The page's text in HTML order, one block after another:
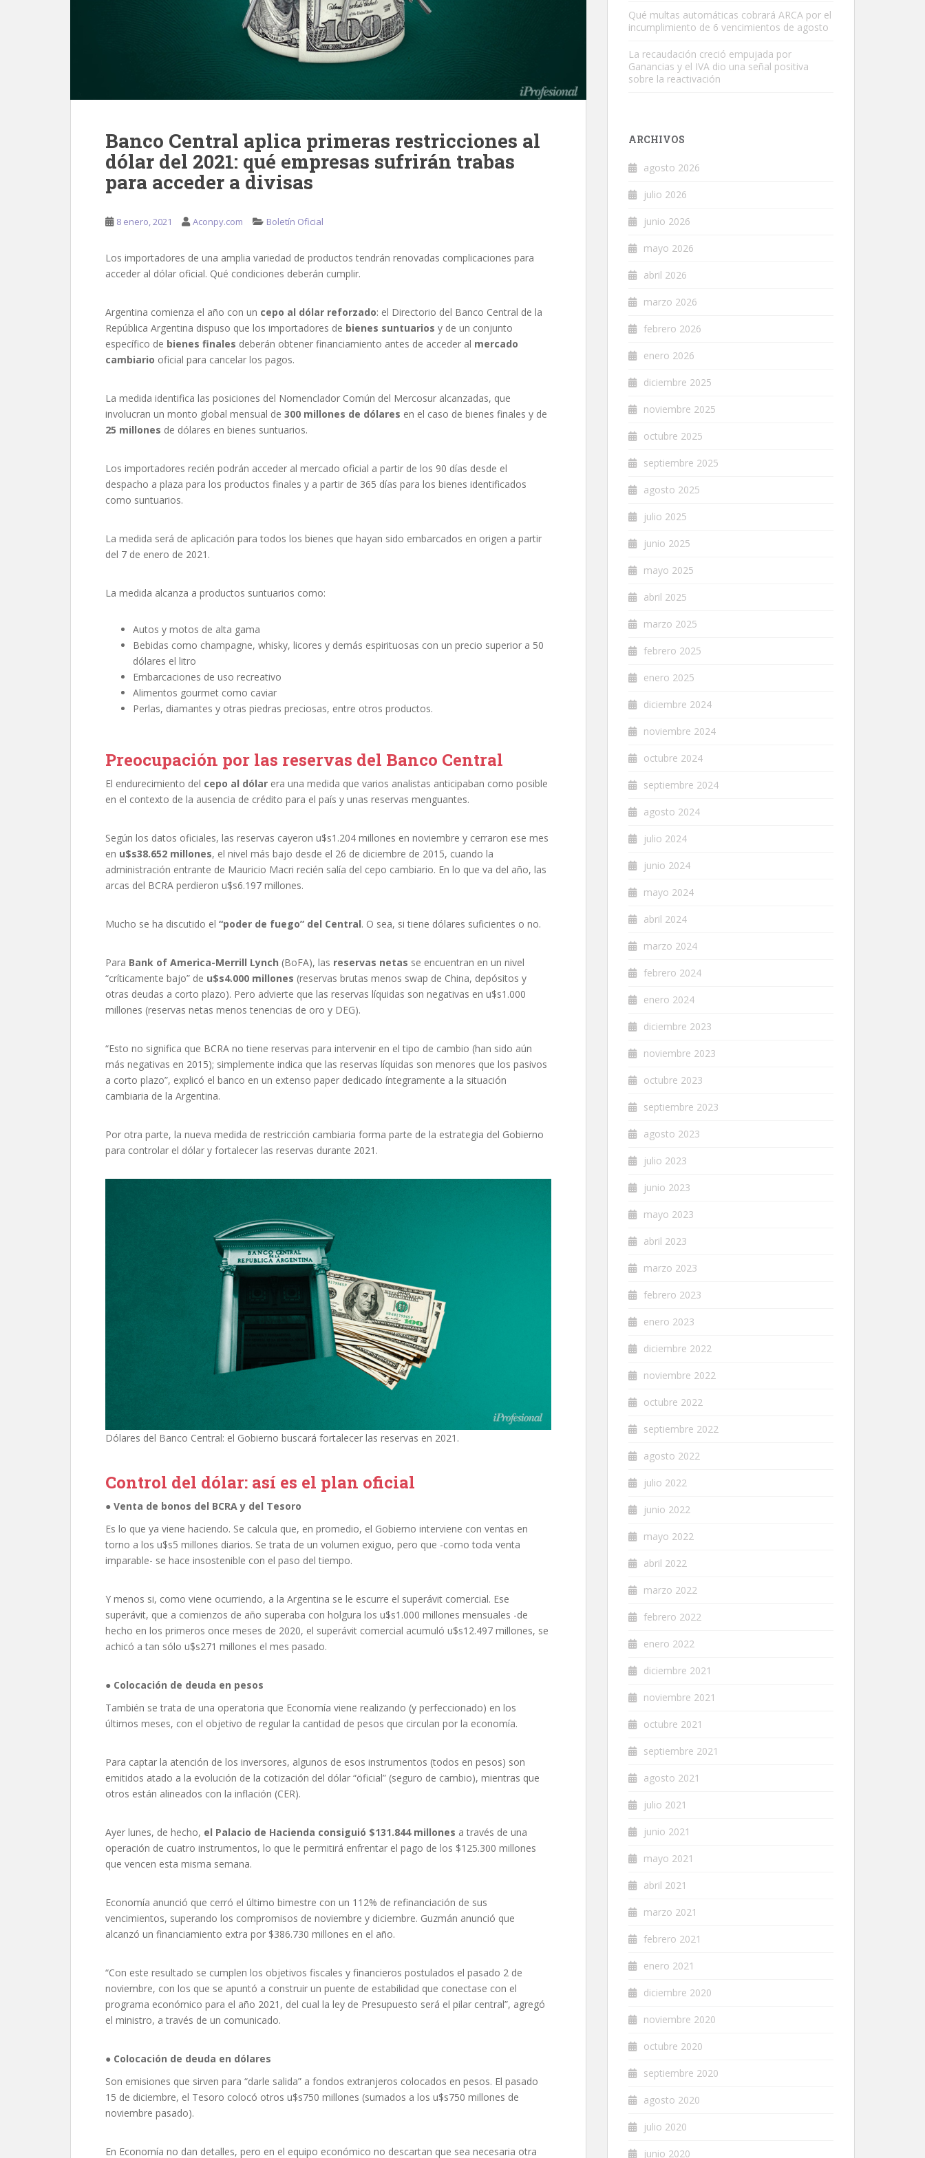
Banco Central aplica primeras restricciones al
dólar del 2021: qué empresas sufrirán trabas
para acceder a divisas
8 enero, 2021 Aconpy.com Boletín Oficial
Los importadores de una amplia variedad de productos tendrán renovadas complicaciones para
acceder al dólar oficial. Qué condiciones deberán cumplir.
Argentina comienza el año con un cepo al dólar reforzado: el Directorio del Banco Central de la
República Argentina dispuso que los importadores de bienes suntuarios y de un conjunto
específico de bienes finales deberán obtener financiamiento antes de acceder al mercado
cambiario oficial para cancelar los pagos.
La medida identifica las posiciones del Nomenclador Común del Mercosur alcanzadas, que
involucran un monto global mensual de 300 millones de dólares en el caso de bienes finales y de
25 millones de dólares en bienes suntuarios.
Los importadores recién podrán acceder al mercado oficial a partir de los 90 días desde el
despacho a plaza para los productos finales y a partir de 365 días para los bienes identificados
como suntuarios.
La medida será de aplicación para todos los bienes que hayan sido embarcados en origen a partir
del 7 de enero de 2021.
La medida alcanza a productos suntuarios como:
Autos y motos de alta gama
Bebidas como champagne, whisky, licores y demás espirituosas con un precio superior a 50
dólares el litro
Embarcaciones de uso recreativo
Alimentos gourmet como caviar
Perlas, diamantes y otras piedras preciosas, entre otros productos.
Preocupación por las reservas del Banco Central
El endurecimiento del cepo al dólar era una medida que varios analistas anticipaban como posible
en el contexto de la ausencia de crédito para el país y unas reservas menguantes.
Según los datos oficiales, las reservas cayeron u$s1.204 millones en noviembre y cerraron ese mes
en u$s38.652 millones, el nivel más bajo desde el 26 de diciembre de 2015, cuando la
administración entrante de Mauricio Macri recién salía del cepo cambiario. En lo que va del año, las
arcas del BCRA perdieron u$s6.197 millones.
Mucho se ha discutido el “poder de fuego” del Central. O sea, si tiene dólares suficientes o no.
Para Bank of America-Merrill Lynch (BoFA), las reservas netas se encuentran en un nivel
“críticamente bajo” de u$s4.000 millones (reservas brutas menos swap de China, depósitos y
otras deudas a corto plazo). Pero advierte que las reservas líquidas son negativas en u$s1.000
millones (reservas netas menos tenencias de oro y DEG).
“Esto no significa que BCRA no tiene reservas para intervenir en el tipo de cambio (han sido aún
más negativas en 2015); simplemente indica que las reservas líquidas son menores que los pasivos
a corto plazo”, explicó el banco en un extenso paper dedicado íntegramente a la situación
cambiaria de la Argentina.
Por otra parte, la nueva medida de restricción cambiaria forma parte de la estrategia del Gobierno
para controlar el dólar y fortalecer las reservas durante 2021.
Dólares del Banco Central: el Gobierno buscará fortalecer las reservas en 2021.
Control del dólar: así es el plan oficial
● Venta de bonos del BCRA y del Tesoro
Es lo que ya viene haciendo. Se calcula que, en promedio, el Gobierno interviene con ventas en
torno a los u$s5 millones diarios. Se trata de un volumen exiguo, pero que -como toda venta
imparable- se hace insostenible con el paso del tiempo.
Y menos si, como viene ocurriendo, a la Argentina se le escurre el superávit comercial. Ese
superávit, que a comienzos de año superaba con holgura los u$s1.000 millones mensuales -de
hecho en los primeros once meses de 2020, el superávit comercial acumuló u$s12.497 millones, se
achicó a tan sólo u$s271 millones el mes pasado.
● Colocación de deuda en pesos
También se trata de una operatoria que Economía viene realizando (y perfeccionado) en los
últimos meses, con el objetivo de regular la cantidad de pesos que circulan por la economía.
Para captar la atención de los inversores, algunos de esos instrumentos (todos en pesos) son
emitidos atado a la evolución de la cotización del dólar “öficial” (seguro de cambio), mientras que
otros están alineados con la inflación (CER).
Ayer lunes, de hecho, el Palacio de Hacienda consiguió $131.844 millones a través de una
operación de cuatro instrumentos, lo que le permitirá enfrentar el pago de los $125.300 millones
que vencen esta misma semana.
Economía anunció que cerró el último bimestre con un 112% de refinanciación de sus
vencimientos, superando los compromisos de noviembre y diciembre. Guzmán anunció que
alcanzó un financiamiento extra por $386.730 millones en el año.
“Con este resultado se cumplen los objetivos fiscales y financieros postulados el pasado 2 de
noviembre, con los que se apuntó a construir un puente de estabilidad que conectase con el
programa económico para el año 2021, del cual la ley de Presupuesto será el pilar central”, agregó
el ministro, a través de un comunicado.
● Colocación de deuda en dólares
Son emisiones que sirven para “darle salida” a fondos extranjeros colocados en pesos. El pasado
15 de diciembre, el Tesoro colocó otros u$s750 millones (sumados a los u$s750 millones de
noviembre pasado).
En Economía no dan detalles, pero en el equipo económico no descartan que sea necesaria otra
Qué multas automáticas cobrará ARCA por el
incumplimiento de 6 vencimientos de agosto
La recaudación creció empujada por
Ganancias y el IVA dio una señal positiva
sobre la reactivación
ARCHIVOS
agosto 2026
julio 2026
junio 2026
mayo 2026
abril 2026
marzo 2026
febrero 2026
enero 2026
diciembre 2025
noviembre 2025
octubre 2025
septiembre 2025
agosto 2025
julio 2025
junio 2025
mayo 2025
abril 2025
marzo 2025
febrero 2025
enero 2025
diciembre 2024
noviembre 2024
octubre 2024
septiembre 2024
agosto 2024
julio 2024
junio 2024
mayo 2024
abril 2024
marzo 2024
febrero 2024
enero 2024
diciembre 2023
noviembre 2023
octubre 2023
septiembre 2023
agosto 2023
julio 2023
junio 2023
mayo 2023
abril 2023
marzo 2023
febrero 2023
enero 2023
diciembre 2022
noviembre 2022
octubre 2022
septiembre 2022
agosto 2022
julio 2022
junio 2022
mayo 2022
abril 2022
marzo 2022
febrero 2022
enero 2022
diciembre 2021
noviembre 2021
octubre 2021
septiembre 2021
agosto 2021
julio 2021
junio 2021
mayo 2021
abril 2021
marzo 2021
febrero 2021
enero 2021
diciembre 2020
noviembre 2020
octubre 2020
septiembre 2020
agosto 2020
julio 2020
junio 2020